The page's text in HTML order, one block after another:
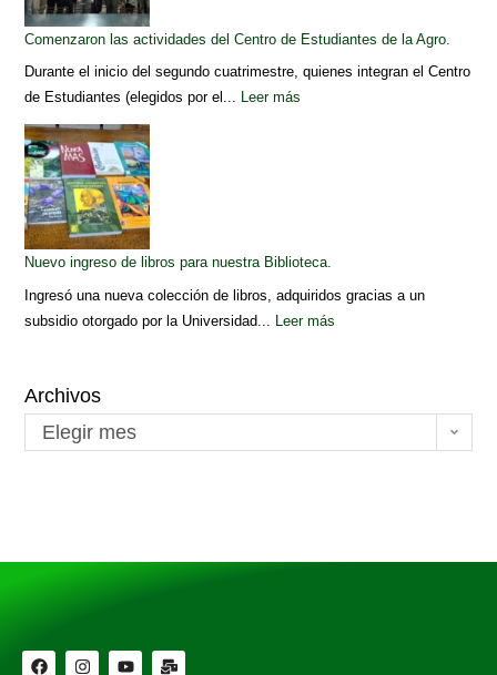
Comenzaron las actividades del Centro de Estudiantes de la Agro.
Durante el inicio del segundo cuatrimestre, quienes integran el Centro
de Estudiantes (elegidos por el... Leer más
Nuevo ingreso de libros para nuestra Biblioteca.
Ingresó una nueva colección de libros, adquiridos gracias a un
subsidio otorgado por la Universidad...
Leer más
Archivos
Elegir mes